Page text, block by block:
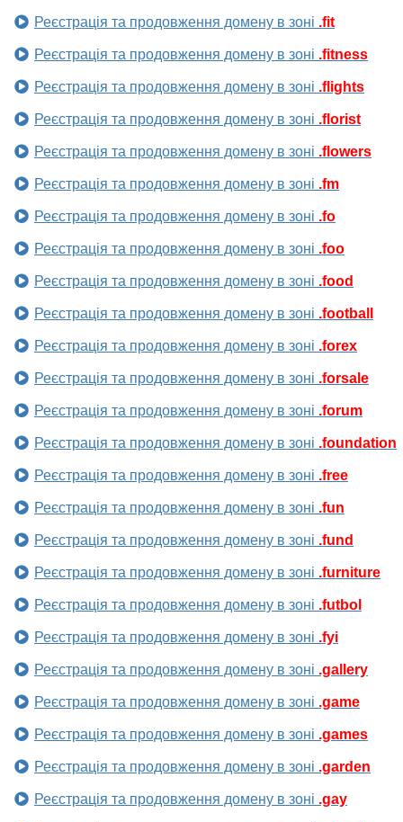
Реєстрація та продовження домену в зоні .fit
Реєстрація та продовження домену в зоні .fitness
Реєстрація та продовження домену в зоні .flights
Реєстрація та продовження домену в зоні .florist
Реєстрація та продовження домену в зоні .flowers
Реєстрація та продовження домену в зоні .fm
Реєстрація та продовження домену в зоні .fo
Реєстрація та продовження домену в зоні .foo
Реєстрація та продовження домену в зоні .food
Реєстрація та продовження домену в зоні .football
Реєстрація та продовження домену в зоні .forex
Реєстрація та продовження домену в зоні .forsale
Реєстрація та продовження домену в зоні .forum
Реєстрація та продовження домену в зоні .foundation
Реєстрація та продовження домену в зоні .free
Реєстрація та продовження домену в зоні .fun
Реєстрація та продовження домену в зоні .fund
Реєстрація та продовження домену в зоні .furniture
Реєстрація та продовження домену в зоні .futbol
Реєстрація та продовження домену в зоні .fyi
Реєстрація та продовження домену в зоні .gallery
Реєстрація та продовження домену в зоні .game
Реєстрація та продовження домену в зоні .games
Реєстрація та продовження домену в зоні .garden
Реєстрація та продовження домену в зоні .gay